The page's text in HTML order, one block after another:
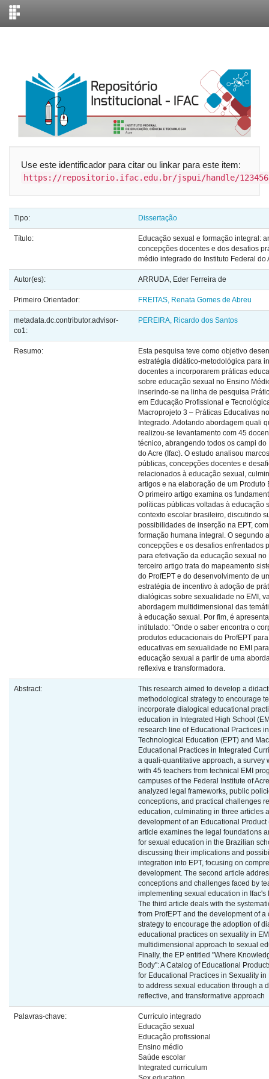
Use este identificador para citar ou linkar para este item:
https://repositorio.ifac.edu.br/jspui/handle/
Tipo: Dissertação
Título:
Educação sexual e formação integral:
concepções docentes e dos desafios
médio integrado do Instituto Federal do
Autor(es): ARRUDA, Eder Ferreira de
Primeiro Orientador: FREITAS, Renata Gomes de Abreu
metadata.dc.contributor.advisor-
co1:
PEREIRA, Ricardo dos Santos
Resumo:
Esta pesquisa teve como objetivo
estratégia didático-metodológica para
docentes a incorporarem práticas
sobre educação sexual no Ensino
inserindo-se na linha de pesquisa
em Educação Profissional e
Macroprojeto 3 – Práticas Educativas
Integrado. Adotando abordagem quali
realizou-se levantamento com 45
técnico, abrangendo todos os campi do
do Acre (Ifac). O estudo analisou
públicas, concepções docentes e
relacionados à educação sexual,
artigos e na elaboração de um Produto
O primeiro artigo examina os
políticas públicas voltadas à educação
contexto escolar brasileiro, discutindo
possibilidades de inserção na EPT,
formação humana integral. O segundo
concepções e os desafios enfrentados
para efetivação da educação sexual no
terceiro artigo trata do mapeamento
do ProfEPT e do desenvolvimento de
estratégia de incentivo à adoção de
dialógicas sobre sexualidade no EMI,
abordagem multidimensional das
à educação sexual. Por fim, é
intitulado: “Onde o saber encontra o
produtos educacionais do ProfEPT
educativas em sexualidade no EMI
educação sexual a partir de uma
reflexiva e transformadora.
Abstract:
This research aimed to develop a
methodological strategy to encourage
incorporate dialogical educational
education in Integrated High School
research line of Educational Practices
Technological Education (EPT) and
Educational Practices in Integrated
a quali-quantitative approach, a survey
with 45 teachers from technical EMI
campuses of the Federal Institute of
analyzed legal frameworks, public
conceptions, and practical challenges
education, culminating in three articles
development of an Educational Product
article examines the legal foundations
for sexual education in the Brazilian
discussing their implications and
integration into EPT, focusing on
development. The second article
conceptions and challenges faced by
implementing sexual education in Ifac's
The third article deals with the
from ProfEPT and the development of a
strategy to encourage the adoption of
educational practices on sexuality in
multidimensional approach to sexual
Finally, the EP entitled "Where
Body": A Catalog of Educational
for Educational Practices in Sexuality in
to address sexual education through a
reflective, and transformative approach
Palavras-chave:
Currículo integrado
Educação sexual
Educação profissional
Ensino médio
Saúde escolar
Integrated curriculum